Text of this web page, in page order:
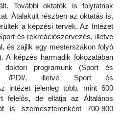
További oktatók is folytatnak
Átalakult részben az oktatás is,
a képzési tervek. Az Intézet
és rekreációszervezés, illetve
és zajlik egy mesterszakon folyó
A képzés harmadik fokozatában
programunk (Sport és
/PDI/, illetve Sport és
intézet jelenleg több, mint 600
felelős, de ellátja az Általános
is szemeszterenként 700-900